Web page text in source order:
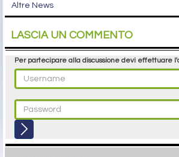
Altre News
LASCIA UN COMMENTO
Per partecipare alla discussione devi effettuare